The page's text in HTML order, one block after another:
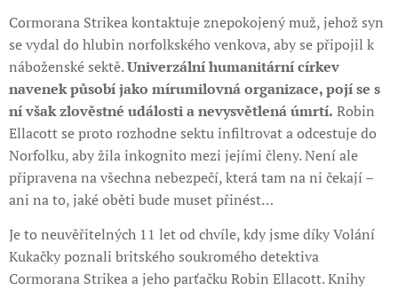
Cormorana Strikea kontaktuje znepokojený muž, jehož syn
se vydal do hlubin norfolkského venkova, aby se připojil k
náboženské sektě.Univerzální humanitární církev
navenek působí jako mírumilovná organizace, pojí se s
ní však zlověstné události a nevysvětlená úmrtí. Robin
Ellacott se proto rozhodne sektu infiltrovat a odcestuje do
Norfolku, aby žila inkognito mezi jejími členy. Není ale
připravena na všechna nebezpečí, která tam na ni čekají –
ani na to, jaké oběti bude muset přinést…
Je to neuvěřitelných 11 let od chvíle, kdy jsme díky Volání
Kukačky poznali britského soukromého detektiva
Cormorana Strikea a jeho parťačku Robin Ellacott. Knihy